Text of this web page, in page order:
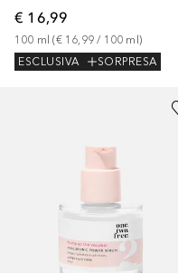
€ 16,99
100 ml (€ 16,99 / 100 ml )
ESCLUSIVA
SORPRESA